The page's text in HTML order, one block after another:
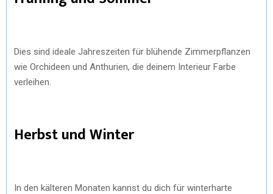
Dies sind ideale Jahreszeiten für blühende Zimmerpflanzen
wie Orchideen und Anthurien, die deinem Interieur Farbe
verleihen.
Herbst und Winter
In den kälteren Monaten kannst du dich für winterharte